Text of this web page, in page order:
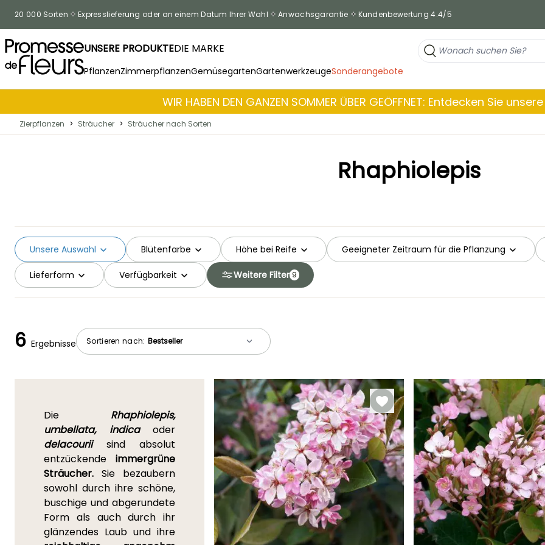
20 000 Sorten Expresslieferung oder an einem Datum Ihrer Wahl Anwachsgarantie Kundenbewertung 4.4/5
UNSERE PRODUKTEDIE MARKE
PflanzenZimmerpflanzenGemüsegartenGartenwerkzeugeSonderangebote
WIR HABEN DEN GANZEN SOMMER ÜBER GEÖFFNET: Entdecken Sie
Zierpflanzen > Sträucher > Sträucher nach Sorten
Rhaphiolepis
Blütenfarbe Höhe bei Reife Geeigneter Zeitraum für die Pflanzung
Lieferform
Unsere Auswahl
Verfügbarkeit Weitere Filter 9
Sortieren nach:
6 Ergebnisse
Die Rhaphiolepis,
umbellata, indicaoder
delacouriisind absolut
entzückende immergrüne
Sträucher. Sie bezaubern
sowohl durch ihre schöne,
buschige und abgerundete
Form als auch durch ihr
glänzendes Laub und ihre